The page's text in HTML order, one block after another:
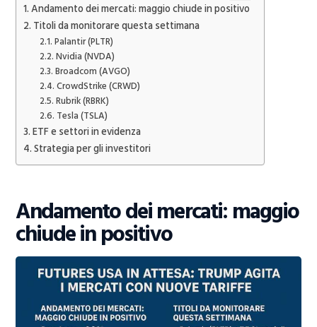
Andamento dei mercati: maggio chiude in positivo
Titoli da monitorare questa settimana
Palantir (PLTR)
Nvidia (NVDA)
Broadcom (AVGO)
CrowdStrike (CRWD)
Rubrik (RBRK)
Tesla (TSLA)
ETF e settori in evidenza
Strategia per gli investitori
Andamento dei mercati: maggio
chiude in positivo